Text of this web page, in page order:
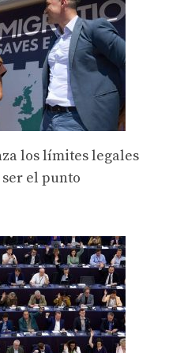
los límites legales
ser el punto